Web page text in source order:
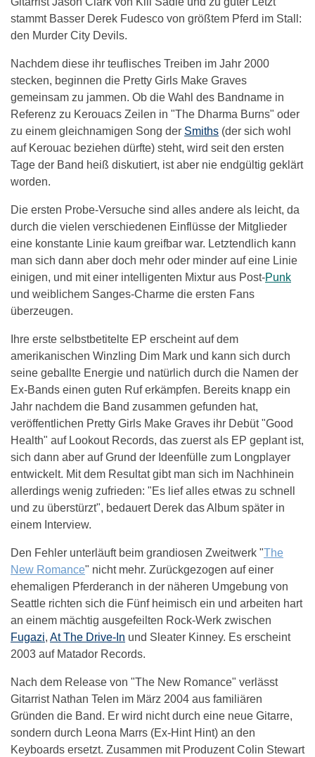
stammt Basser Derek Fudesco von größtem Pferd im Stall:
den Murder City Devils.
Nachdem diese ihr teuflisches Treiben im Jahr 2000
stecken, beginnen die Pretty Girls Make Graves
gemeinsam zu jammen. Ob die Wahl des Bandname in
Referenz zu Kerouacs Zeilen in "The Dharma Burns" oder
zu einem gleichnamigen Song der Smiths (der sich wohl
auf Kerouac beziehen dürfte) steht, wird seit den ersten
Tage der Band heiß diskutiert, ist aber nie endgültig geklärt
worden.
Die ersten Probe-Versuche sind alles andere als leicht, da
durch die vielen verschiedenen Einflüsse der Mitglieder
eine konstante Linie kaum greifbar war. Letztendlich kann
man sich dann aber doch mehr oder minder auf eine Linie
einigen, und mit einer intelligenten Mixtur aus Post-Punk
und weiblichem Sanges-Charme die ersten Fans
überzeugen.
Ihre erste selbstbetitelte EP erscheint auf dem
amerikanischen Winzling Dim Mark und kann sich durch
seine geballte Energie und natürlich durch die Namen der
Ex-Bands einen guten Ruf erkämpfen. Bereits knapp ein
Jahr nachdem die Band zusammen gefunden hat,
veröffentlichen Pretty Girls Make Graves ihr Debüt "Good
Health" auf Lookout Records, das zuerst als EP geplant ist,
sich dann aber auf Grund der Ideenfülle zum Longplayer
entwickelt. Mit dem Resultat gibt man sich im Nachhinein
allerdings wenig zufrieden: "Es lief alles etwas zu schnell
und zu überstürzt", bedauert Derek das Album später in
einem Interview.
Den Fehler unterläuft beim grandiosen Zweitwerk "The
New Romance" nicht mehr. Zurückgezogen auf einer
ehemaligen Pferderanch in der näheren Umgebung von
Seattle richten sich die Fünf heimisch ein und arbeiten hart
an einem mächtig ausgefeilten Rock-Werk zwischen
Fugazi, At The Drive-In und Sleater Kinney. Es erscheint
2003 auf Matador Records.
Nach dem Release von "The New Romance" verlässt
Gitarrist Nathan Telen im März 2004 aus familiären
Gründen die Band. Er wird nicht durch eine neue Gitarre,
sondern durch Leona Marrs (Ex-Hint Hint) an den
Keyboards ersetzt. Zusammen mit Produzent Colin Stewart